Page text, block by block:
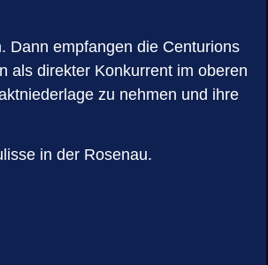
Dann empfangen die Centurions
als direkter Konkurrent im oberen
zu nehmen und ihre
in der Rosenau.